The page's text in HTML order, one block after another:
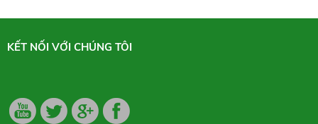
KẾT NỐI VỚI CHÚNG TÔI